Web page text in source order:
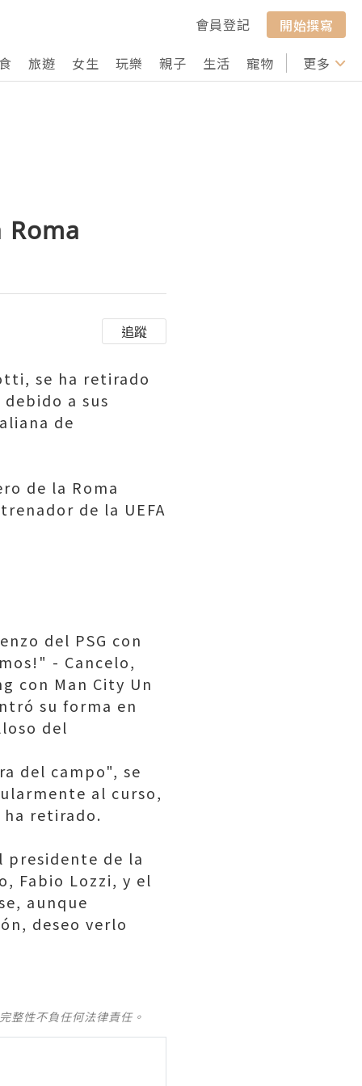
會員登記
開始撰寫
旅遊 女生 玩樂 親子 生活 寵物 行山 打卡
更多
追蹤
se ha retirado
a sus
de
de la Roma
de la UEFA
del PSG con
- Cancelo,
con Man City Un
su forma en
del
del campo", se
al curso,
ha retirado.
presidente de la
Fabio Lozzi, y el
aunque
deseo verlo
整性不負任何法律責任。